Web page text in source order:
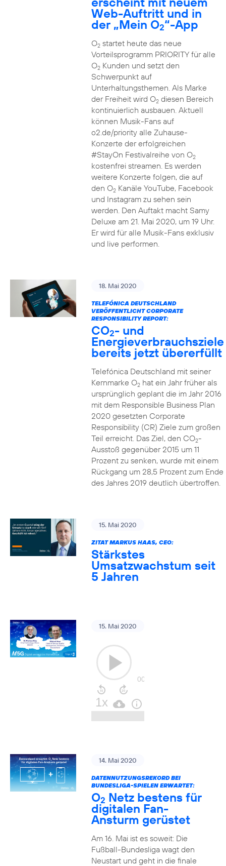
Web-Auftritt und in
der „Mein O2“-App
O2startet heute das neue
Vorteilsprogramm PRIORITY für alle
O2Kunden und setzt den
Schwerpunkt auf
Unterhaltungsthemen. Als Marke
der Freiheit wird O2diesen Bereich
kontinuierlich ausbauen. Aktuell
können Musik-Fans auf
o2.de/priority alle Zuhause-
Konzerte der erfolgreichen
#StayOn Festivalreihe von O2
kostenfrei streamen. Es werden
weitere Konzerte folgen, die auf
den O2Kanäle YouTube, Facebook
und Instagram zu sehen sein
werden. Den Auftakt macht Samy
Deluxe am 21. Mai 2020, um 19 Uhr.
Er wird für alle Musik-Fans exklusiv
und live performen.
18. Mai 2020
TELEFÓNICA DEUTSCHLAND
VERÖFFENTLICHT CORPORATE
RESPONSIBILITY REPORT:
CO2- und
Energieverbrauchsziele
bereits jetzt übererfüllt
Telefónica Deutschland mit seiner
Kernmarke O2hat ein Jahr früher als
ursprünglich geplant die im Jahr 2016
mit dem Responsible Business Plan
2020 gesetzten Corporate
Responsibility (CR) Ziele zum großen
Teil erreicht. Das Ziel, den CO2-
Ausstoß gegenüber 2015 um 11
Prozent zu senken, wurde mit einem
Rückgang um 28,5 Prozent zum Ende
des Jahres 2019 deutlich übertroffen.
15. Mai 2020
ZITAT MARKUS HAAS, CEO:
Stärkstes
Umsatzwachstum seit
5 Jahren
15. Mai 2020
14. Mai 2020
DATENNUTZUNGSREKORD BEI
BUNDESLIGA-SPIELEN ERWARTET:
O2 Netz bestens für
digitalen Fan-
Ansturm gerüstet
Am 16. Mai ist es soweit: Die
Fußball-Bundesliga wagt den
Neustart und geht in die finale